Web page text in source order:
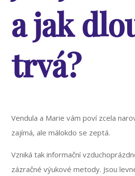
a jak
trvá?
Vendula a Marie vám poví zcela
zajímá, ale málokdo se zeptá.
Vzniká tak informační
zázračné výukové metody. Jsou